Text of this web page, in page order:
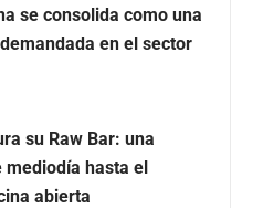
se consolida como una
en el sector
su Raw Bar: una
mediodía hasta el
abierta